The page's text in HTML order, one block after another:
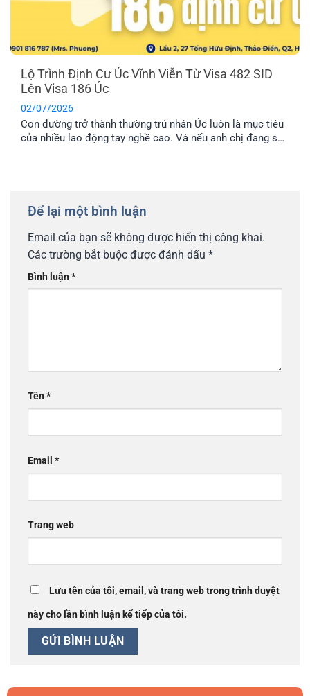
Lộ Trình Định Cư Úc Vĩnh Viễn Từ Visa 482 SID
Lên Visa 186 Úc
02/07/2026
Con đường trở thành thường trú nhân Úc luôn là mục tiêu
của nhiều lao động tay nghề cao. Và nếu anh chị đang sở
Để lại một bình luận
Email của bạn sẽ không được hiển thị công khai.
Các trường bắt buộc được đánh dấu *
Bình luận*
Tên*
Email *
Trang web
Lưu tên của tôi, email, và trang web trong trình duyệt
này cho lần bình luận kế tiếp của tôi.